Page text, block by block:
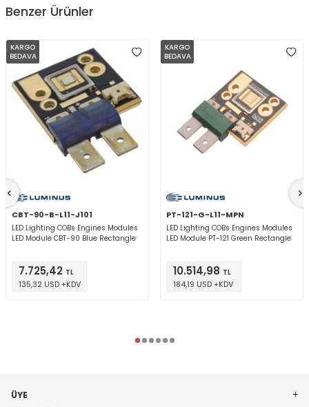
Benzer Ürünler
KARGO
BEDAVA
CBT-90-B-L11-J101
LED Lighting COBs Engines Modules
LED Module CBT-90 Blue Rectangle
7.725,42 TL
135,32 USD +KDV
KARGO
BEDAVA
PT-121-G-L11-MPN
LED Lighting COBs Engines Modules
LED Module PT-121 Green Rectangle
10.514,98 TL
184,19 USD +KDV
ÜYE